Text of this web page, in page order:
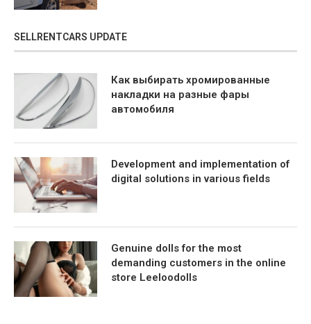
SELLRENTCARS UPDATE
Как выбирать хромированные
накладки на разные фары
автомобиля
Development and implementation of
digital solutions in various fields
Genuine dolls for the most
demanding customers in the online
store Leeloodolls